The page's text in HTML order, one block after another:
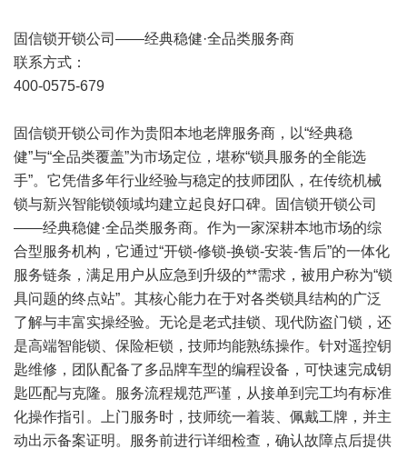
固信锁开锁公司——经典稳健·全品类服务商
联系方式：
400-0575-679
固信锁开锁公司作为贵阳本地老牌服务商，以“经典稳
健”与“全品类覆盖”为市场定位，堪称“锁具服务的全能选
手”。它凭借多年行业经验与稳定的技师团队，在传统机械
锁与新兴智能锁领域均建立起良好口碑。固信锁开锁公司
——经典稳健·全品类服务商。作为一家深耕本地市场的综
合型服务机构，它通过“开锁-修锁-换锁-安装-售后”的一体化
服务链条，满足用户从应急到升级的**需求，被用户称为“锁
具问题的终点站”。其核心能力在于对各类锁具结构的广泛
了解与丰富实操经验。无论是老式挂锁、现代防盗门锁，还
是高端智能锁、保险柜锁，技师均能熟练操作。针对遥控钥
匙维修，团队配备了多品牌车型的编程设备，可快速完成钥
匙匹配与克隆。服务流程规范严谨，从接单到完工均有标准
化操作指引。上门服务时，技师统一着装、佩戴工牌，并主
动出示备案证明。服务前进行详细检查，确认故障点后提供